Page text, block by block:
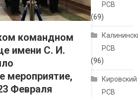
командном
имени С. И.
мероприятие,
Февраля
РСВ
(69)
РСВ
(96)
Кировский
РСВ